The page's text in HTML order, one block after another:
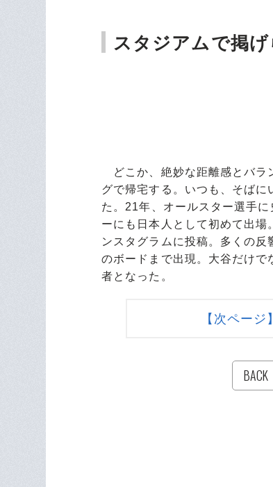
スタジアムで掲
どこか、絶妙な距離感とバラ
グで帰宅する。いつも、そば
た。21年、オールスター選手
ーにも日本人として初めて出
ンスタグラムに投稿。多くの
のボードまで出現。大谷だけ
者となった。
【次ペー
BACK